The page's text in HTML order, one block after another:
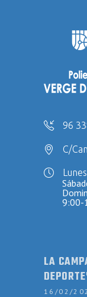
96
C/
9:00-
LA
16/02/